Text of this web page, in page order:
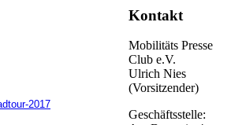
Kontakt
Mobilitäts Presse
Club e.V.
Ulrich Nies
(Vorsitzender)
Geschäftsstelle: